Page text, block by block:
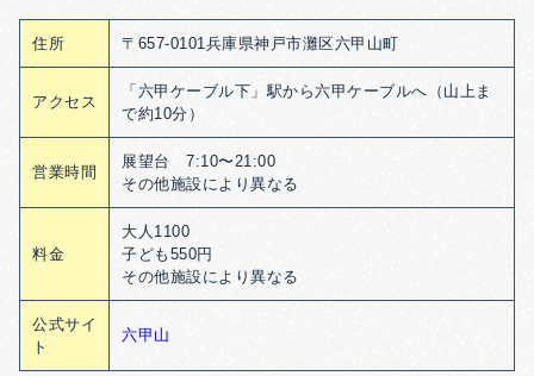
住所 〒657-0101兵庫県神戸市灘区六甲山町
アクセス
「六甲ケーブル下」駅から六甲ケーブルへ（山上ま
で約10分）
営業時間
展望台 7:10〜21:00
その他施設により異なる
料金
大人1100
子ども550円
その他施設により異なる
公式サイ
ト
六甲山